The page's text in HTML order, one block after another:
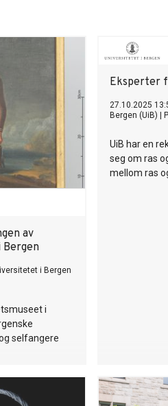
av
Bergen
i Bergen
i
selfangere
Eksperter
27.10.2025
Bergen (UiB)
UiB har en
seg om ras
mellom ras